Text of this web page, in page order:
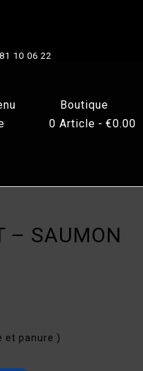
10 06 22
Boutique
0 Article €0.00
– SAUMON
et panure )